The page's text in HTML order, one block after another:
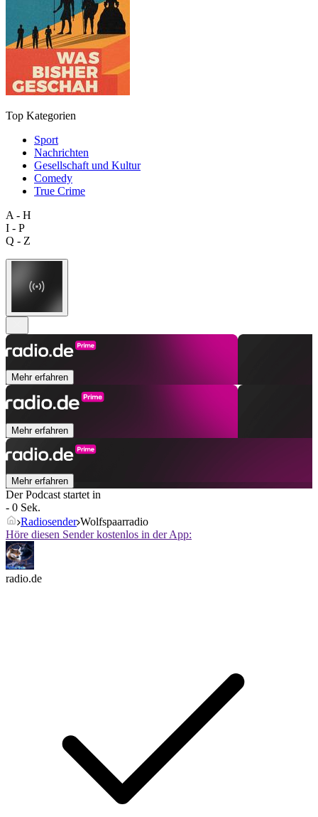
Top Kategorien
Sport
Nachrichten
Gesellschaft und Kultur
Comedy
True Crime
A - H
I - P
Q - Z
Mehr erfahren
Mehr erfahren
Mehr erfahren
Der Podcast startet in
- 0 Sek.
Radiosender Wolfspaarradio
Höre diesen Sender kostenlos in der App:
radio.de